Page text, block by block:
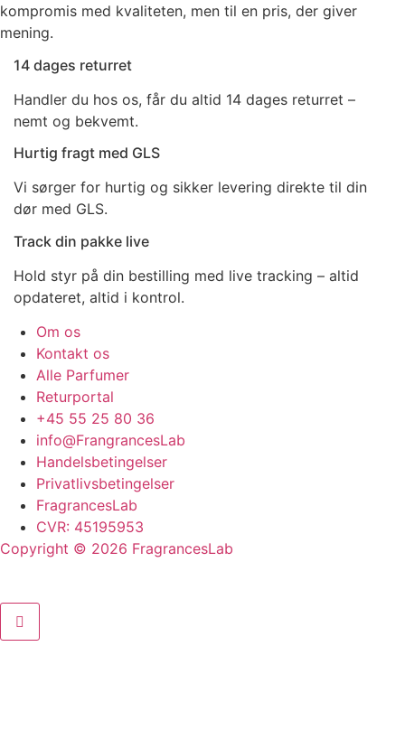
kompromis med kvaliteten, men til en pris, der giver
mening.
14 dages returret
Handler du hos os, får du altid 14 dages returret –
nemt og bekvemt.
Hurtig fragt med GLS
Vi sørger for hurtig og sikker levering direkte til din
dør med GLS.
Track din pakke live
Hold styr på din bestilling med live tracking – altid
opdateret, altid i kontrol.
Om os
Kontakt os
Alle Parfumer
Returportal
+45 55 25 80 36
info@FrangrancesLab
Handelsbetingelser
Privatlivsbetingelser
FragrancesLab
CVR: 45195953
Copyright © 2026 FragrancesLab